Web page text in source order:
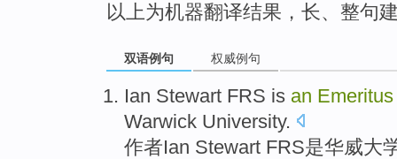
以上为机器翻译结果，长、整句
双语例句 权威例句
Ian Stewart FRS is an Emeritus
Warwick University.
作者Ian Stewart FRS是华威大